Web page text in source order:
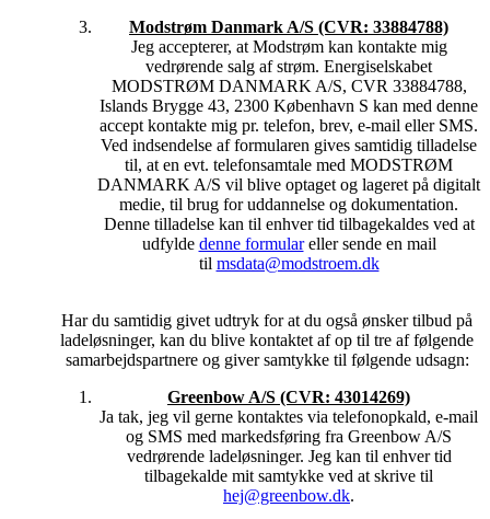
henvendelser eller elektronisk markedsføringsmateriale fra os
eller vores samarbejdspartnere, medmindre du har givet andet
samtykke til, at vi må henvende os til dig.
Ønsker du at tilbagekalde dit samtykke, kan du henvende dig
til den enkelte virksomhed – eller skrive til os på
hej@findelpriser.dk
6. HVOR LÆNGE OPBEVARER I OPLYSNINGERNE
OM MIG?
Vi opbevarer og behandler dine oplysninger lige så længe, det
er nødvendigt i forhold til at opfylde dit ønske om at blive
kontaktet. Dog vil dine personoplysninger hos FindElpriser.dk
I overensstemmelse med Forbrugerombudsmandens
retningslinjer og krav opbevarer vi dokumentation for dit
indtil to år efter, at vi senest har anvendt dit
samtykke/samtykket tilbagekaldes.
Vores behandling, herunder opbevaring, sker her på baggrund
af databeskyttelsesforordningen art. 6(1)(c) eller 6(1)(f), idet vi
umiddelbart er forpligtet til at foretage behandlingen, og idet vi
Modstrøm Danmark A/S (CVR: 33884788)
Jeg accepterer, at Modstrøm kan kontakte mig
vedrørende salg af strøm. Energiselskabet
MODSTRØM DANMARK A/S, CVR 33884788,
Islands Brygge 43, 2300 København S kan med denne
accept kontakte mig pr. telefon, brev, e-mail eller SMS.
Ved indsendelse af formularen gives samtidig tilladelse
til, at en evt. telefonsamtale med MODSTRØM
DANMARK A/S vil blive optaget og lageret på digitalt
medie, til brug for uddannelse og dokumentation.
Denne tilladelse kan til enhver tid tilbagekaldes ved at
udfylde denne formulareller sende en mail
til msdata@modstroem.dk
Har du samtidig givet udtryk for at du også ønsker tilbud på
ladeløsninger, kan du blive kontaktet af op til tre af følgende
samarbejdspartnere og giver samtykke til følgende udsagn:
Greenbow A/S (CVR: 43014269)
Ja tak, jeg vil gerne kontaktes via telefonopkald, e-mail
og SMS med markedsføring fra Greenbow A/S
vedrørende ladeløsninger. Jeg kan til enhver tid
tilbagekalde mit samtykke ved at skrive til
hej@greenbow.dk.